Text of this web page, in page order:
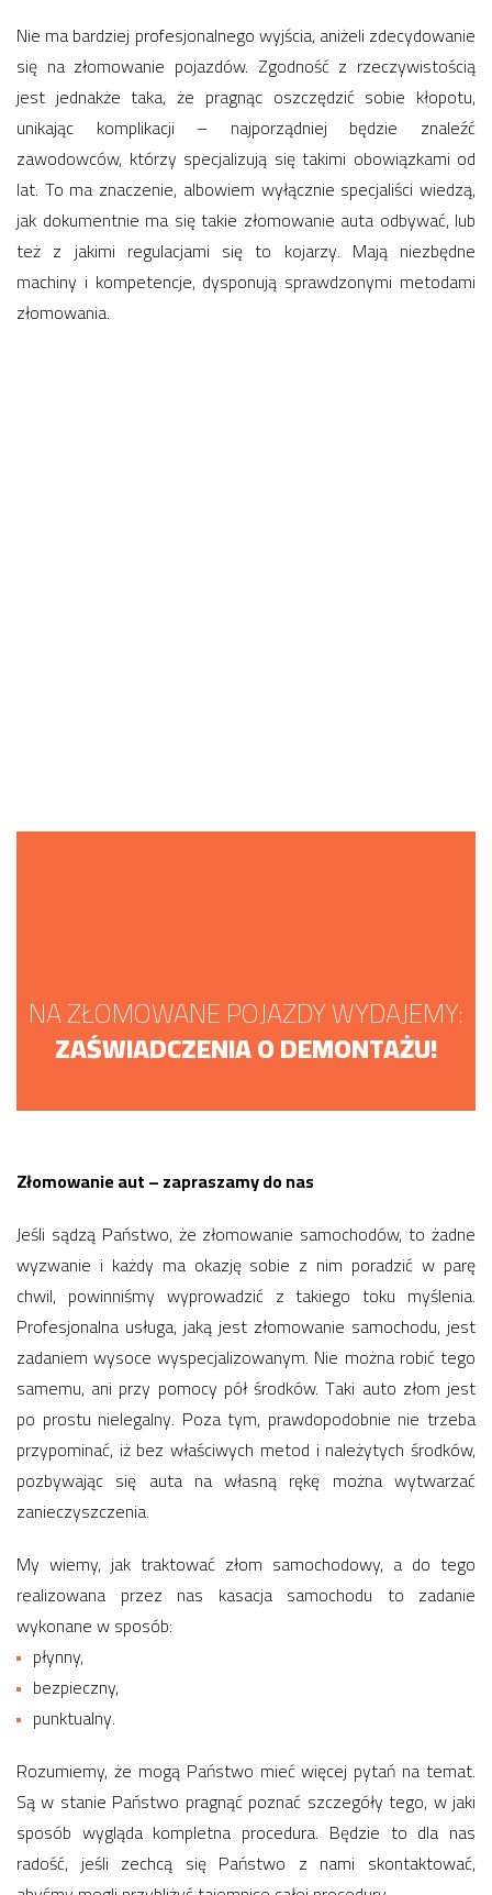
Nie ma bardziej profesjonalnego wyjścia, aniżeli zdecydowanie
się na złomowanie pojazdów. Zgodność z rzeczywistością
jest jednakże taka, że pragnąc oszczędzić sobie kłopotu,
unikając komplikacji – najporządniej będzie znaleźć
zawodowców, którzy specjalizują się takimi obowiązkami od
lat. To ma znaczenie, albowiem wyłącznie specjaliści wiedzą,
jak dokumentnie ma się takie złomowanie auta odbywać, lub
też z jakimi regulacjami się to kojarzy. Mają niezbędne
machiny i kompetencje, dysponują sprawdzonymi metodami
złomowania.
NA ZŁOMOWANE POJAZDY WYDAJEMY:
ZAŚWIADCZENIA O DEMONTAŻU!
Złomowanie aut – zapraszamy do nas
Jeśli sądzą Państwo, że złomowanie samochodów, to żadne
wyzwanie i każdy ma okazję sobie z nim poradzić w parę
chwil, powinniśmy wyprowadzić z takiego toku myślenia.
Profesjonalna usługa, jaką jest złomowanie samochodu, jest
zadaniem wysoce wyspecjalizowanym. Nie można robić tego
samemu, ani przy pomocy pół środków. Taki auto złom jest
po prostu nielegalny. Poza tym, prawdopodobnie nie trzeba
przypominać, iż bez właściwych metod i należytych środków,
pozbywając się auta na własną rękę można wytwarzać
zanieczyszczenia.
My wiemy, jak traktować złom samochodowy, a do tego
realizowana przez nas kasacja samochodu to zadanie
wykonane w sposób:
płynny,
bezpieczny,
punktualny.
Rozumiemy, że mogą Państwo mieć więcej pytań na temat.
Są w stanie Państwo pragnąć poznać szczegóły tego, w jaki
sposób wygląda kompletna procedura. Będzie to dla nas
radość, jeśli zechcą się Państwo z nami skontaktować,